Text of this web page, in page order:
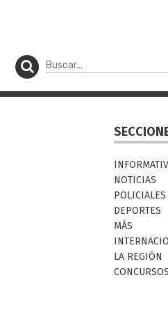
NOTICIAS
POLICIALES
DEPORTES
MÁS
LA REGIÓN
CONCURSOS